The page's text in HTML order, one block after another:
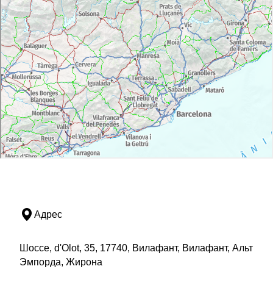
Адрес
Шоссе, d'Olot, 35, 17740, Вилафант, Вилафант, Альт
Эмпорда, Жирона